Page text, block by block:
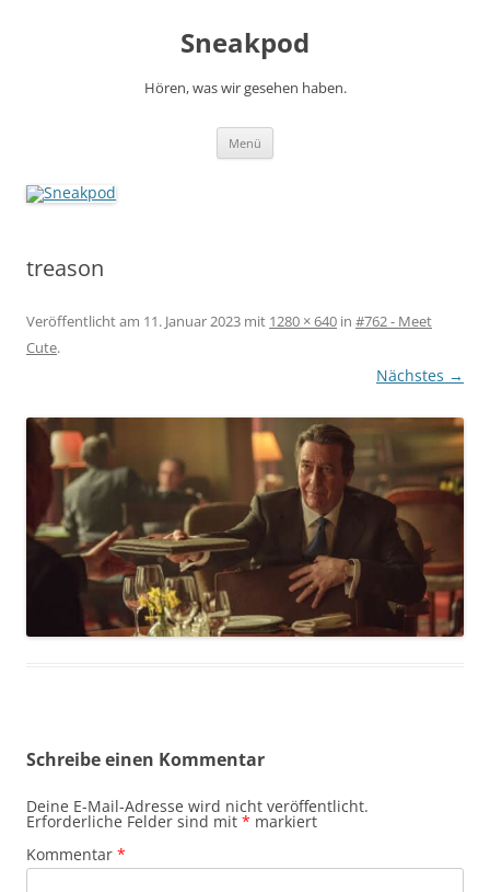
Sneakpod
Hören, was wir gesehen haben.
Menü
treason
Veröffentlicht am 11. Januar 2023 mit 1280 × 640 in #762 - Meet
Cute.
Nächstes →
Schreibe einen Kommentar
Deine E-Mail-Adresse wird nicht veröffentlicht.
Erforderliche Felder sind mit * markiert
Kommentar *